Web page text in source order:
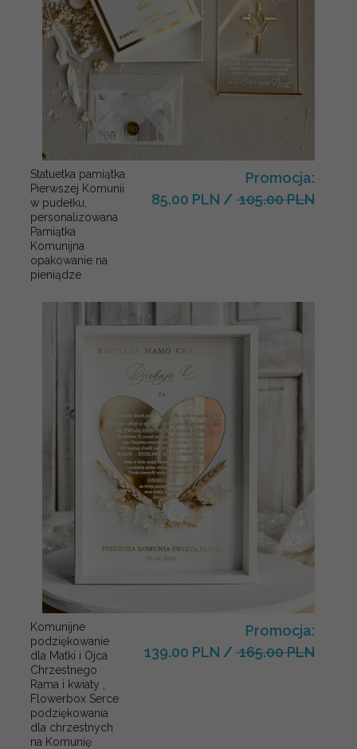
Statuetka pamiątka
Pierwszej Komunii
w pudełku,
personalizowana
Pamiątka
Komunijna
opakowanie na
pieniądze
Promocja:
85.00 PLN / 105.00 PLN
Komunijne
podziękowanie
dla Matki i Ojca
Chrzestnego
Rama i kwiaty ,
Flowerbox Serce
podziękowania
dla chrzestnych
na Komunię
Promocja:
139.00 PLN / 165.00 PLN